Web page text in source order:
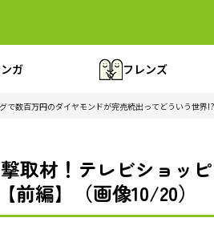
ガ フレンズ
数百万円のダイヤモンドが完売続出ってどういう世界!?
取材！テレビショッ
編】（画像10/20）